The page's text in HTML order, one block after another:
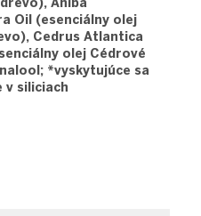
Aniba
Oil (esenciálny olej
Cedrus Atlantica
olej Cédrové
*vyskytujúce sa
v siliciach